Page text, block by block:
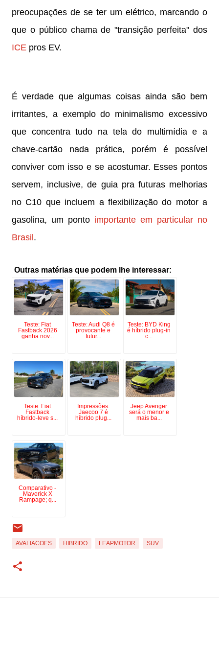
preocupações de se ter um elétrico, marcando o
que o público chama de "transição perfeita" dos
ICE pros EV.
É verdade que algumas coisas ainda são bem
irritantes, a exemplo do minimalismo excessivo
que concentra tudo na tela do multimídia e a
chave-cartão nada prática, porém é possível
conviver com isso e se acostumar. Esses pontos
servem, inclusive, de guia pra futuras melhorias
no C10 que incluem a flexibilização do motor a
gasolina, um ponto importante em particular no
Brasil.
Outras matérias que podem lhe interessar:
Teste: Fiat
Fastback 2026
ganha nov...
Teste: Audi Q8 é
provocante e
futur...
Teste: BYD King
é híbrido plug-in
c...
Teste: Fiat
Fastback
híbrido-leve s...
Impressões:
Jaecoo 7 é
híbrido plug...
Jeep Avenger
será o menor e
mais ba...
Comparativo -
Maverick X
Rampage; q...
AVALIACOES HIBRIDO LEAPMOTOR SUV